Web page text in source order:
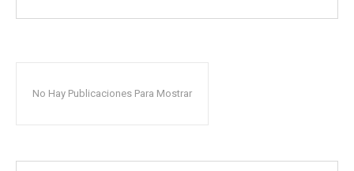
No Hay Publicaciones Para Mostrar